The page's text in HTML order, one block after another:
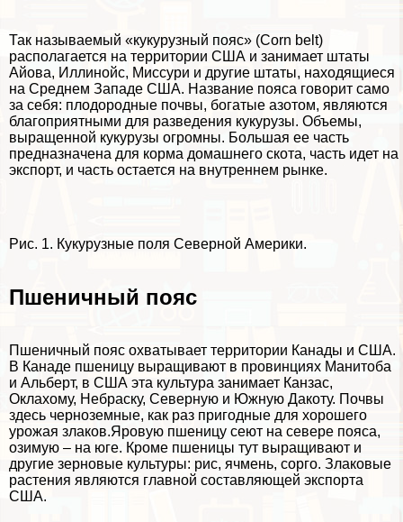
Так называемый «кукурузный пояс» (Corn belt)
располагается на территории США и занимает штаты
Айова, Иллинойс, Миссури и другие штаты, находящиеся
на Среднем Западе США. Название пояса говорит само
за себя: плодородные почвы, богатые азотом, являются
благоприятными для разведения кукурузы. Объемы,
выращенной кукурузы огромны. Большая ее часть
предназначена для корма домашнего скота, часть идет на
экспорт, и часть остается на внутреннем рынке.
Рис. 1. Кукурузные поля Северной Америки.
Пшеничный пояс
Пшеничный пояс охватывает территории Канады и США.
В Канаде пшеницу выращивают в провинциях Манитоба
и Альберт, в США эта культура занимает Канзас,
Оклахому, Небраску, Северную и Южную Дакоту. Почвы
здесь черноземные, как раз пригодные для хорошего
урожая злаков.Яровую пшеницу сеют на севере пояса,
озимую – на юге. Кроме пшеницы тут выращивают и
другие зерновые культуры: рис, ячмень, сорго. Злаковые
растения являются главной составляющей экспорта
США.